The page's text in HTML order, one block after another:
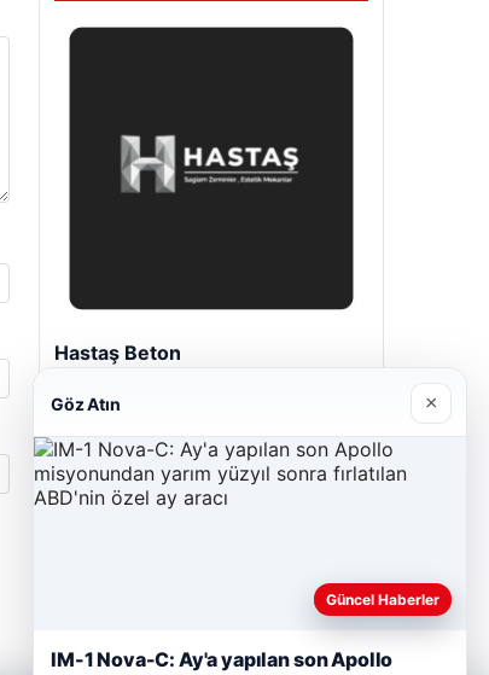
Hastaş Beton
Göz Atın ×
Güncel Haberler
IM-1 Nova-C: Ay'a yapılan son Apollo